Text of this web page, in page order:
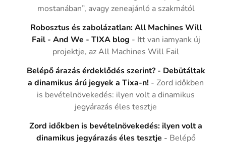
mostanában”, avagy zeneajánló a szakmától
Robosztus és zabolázatlan: All Machines Will
Fail - And We - TIXA blog - Itt van iamyank új
projektje, az All Machines Will Fail
Belépő árazás érdeklődés szerint? - Debütáltak
a dinamikus árú jegyek a Tixa-n! -Zord időkben
is bevételnövekedés: ilyen volt a dinamikus
jegyárazás éles tesztje
Zord időkben is bevételnövekedés: ilyen volt a
dinamikus jegyárazás éles tesztje - Belépő